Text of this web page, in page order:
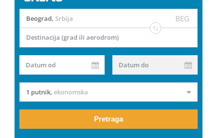
Beograd, Srbija BEG
Destinacija (grad ili aerodrom)
Datum od Datum do
1 putnik, ekonomska
Pretraga